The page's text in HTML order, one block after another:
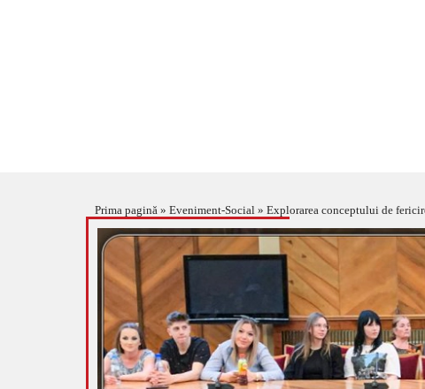
Prima pagină » Eveniment-Social » Explorarea conceptului de